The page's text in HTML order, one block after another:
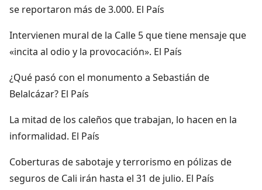
se reportaron más de 3.000. El País
Intervienen mural de la Calle 5 que tiene mensaje que
«incita al odio y la provocación». El País
¿Qué pasó con el monumento a Sebastián de
Belalcázar? El País
La mitad de los caleños que trabajan, lo hacen en la
informalidad. El País
Coberturas de sabotaje y terrorismo en pólizas de
seguros de Cali irán hasta el 31 de julio. El País